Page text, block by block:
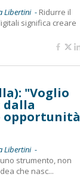
Libertini - Ridurre il
significa creare
"Voglio
dalla
opportunità
Libertini -
strumento, non
che nasc...